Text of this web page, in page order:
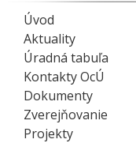
Úvod
Aktuality
Úradná tabuľa
Kontakty OcÚ
Dokumenty
Zverejňovanie
Projekty